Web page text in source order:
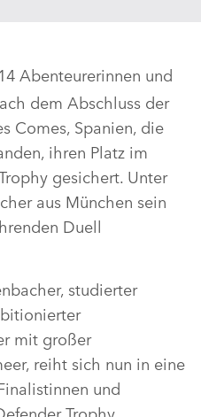
14 Abenteurerinnen und
dem Abschluss der
Comes, Spanien, die
ihren Platz im
gesichert. Unter
aus München sein
Duell
studierter
mit großer
reiht sich nun in eine
und